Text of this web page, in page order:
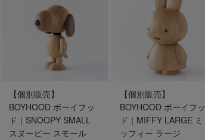
【個別販売】
BOYHOOD ボーイフッ
ド｜SNOOPY SMALL
スヌーピー スモール
【個別販売】
BOYHOOD ボーイフッ
ド｜MIFFY LARGE ミ
ッフィー ラージ